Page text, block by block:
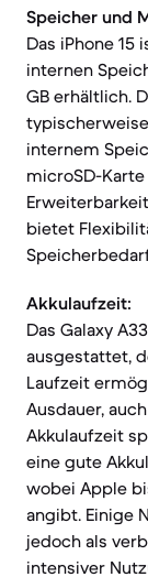
Speicher und
Das iPhone
internen
GB erhältlich.
internem
microSD-
bietet
Akkulaufzeit:
Das Galaxy
ausgestattet,
Laufzeit
Ausdauer,
Akkulaufzeit
eine gute
wobei Apple
angibt. Einige
jedoch als
intensiver